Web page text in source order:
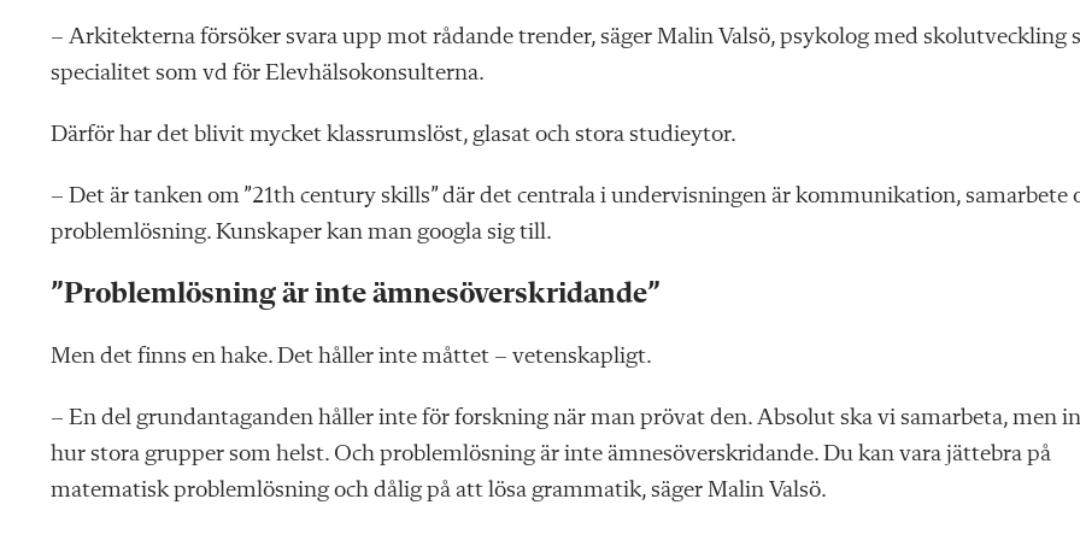
– Arkitekterna försöker svara upp mot rådande trender, säger Malin Valsö, psykolog med skolutveckling
specialitet som vd för Elevhälso­konsulterna.
Därför har det blivit mycket klassrumslöst, glasat och stora studieytor.
– Det är tanken om ”21th century skills” där det centrala i undervisningen är kommunikation, samarbete
problemlösning. Kunskaper kan man googla sig till.
”Problemlösning är inte ämnesöverskridande”
Men det finns en hake. Det håller inte måttet – vetenskapligt.
– En del grundantaganden håller inte för forskning när man prövat den. Absolut ska vi samarbeta, men
hur stora grupper som helst. Och problemlösning är inte ämnesöverskridande. Du kan vara jättebra på
matematisk problemlösning och dålig på att lösa grammatik, säger Malin Valsö.